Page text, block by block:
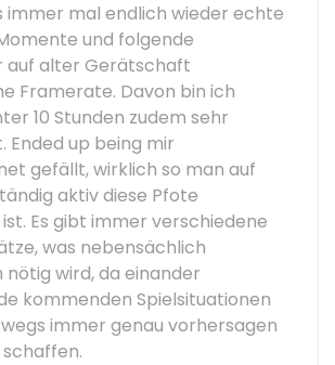
immer mal endlich wieder echte
und folgende
auf alter Gerätschaft
Framerate. Davon bin ich
10 Stunden zudem sehr
Ended up being mir
gefällt, wirklich so man auf
aktiv diese Pfote
Es gibt immer verschiedene
was nebensächlich
wird, da einander
kommenden Spielsituationen
immer genau vorhersagen